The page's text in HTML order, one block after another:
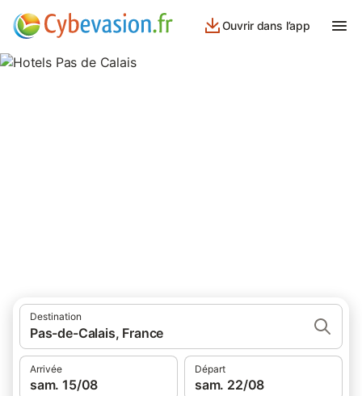
Ouvrir dans l’app
Destination
Pas-de-Calais, France
Arrivée
sam. 15/08
Départ
sam. 22/08